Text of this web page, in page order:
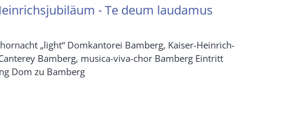
- Te deum laudamus
„light“ Domkantorei Bamberg, Kaiser-Heinrich-
Bamberg, musica-viva-chor Bamberg Eintritt
Dom zu Bamberg